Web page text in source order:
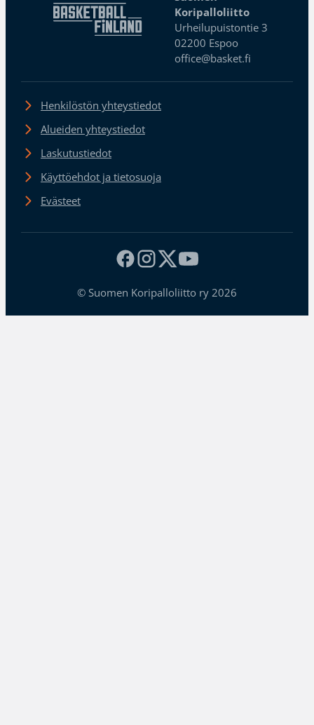
Koripalloliitto
Urheilupuistontie 3
02200 Espoo
office@basket.fi
Henkilöstön yhteystiedot
Alueiden yhteystiedot
Laskutustiedot
Käyttöehdot ja tietosuoja
Evästeet
© Suomen Koripalloliitto ry 2026